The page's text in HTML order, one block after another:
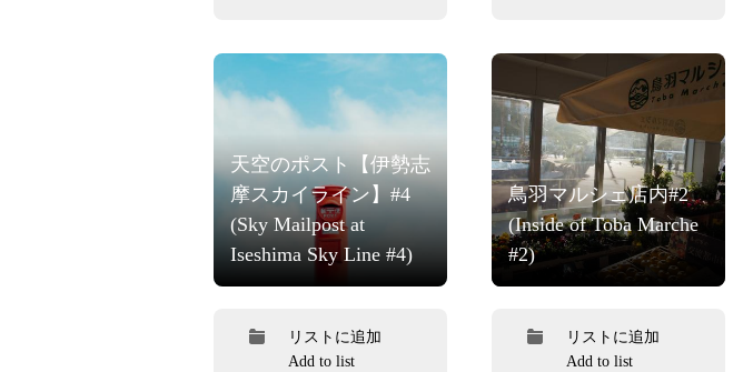
天空のポスト【伊勢志
摩スカイライン】#4
(Sky Mailpost at
Iseshima Sky Line #4)
リストに追加
Add to list
鳥羽マルシェ店内#2
(Inside of Toba Marche
#2)
リストに追加
Add to list